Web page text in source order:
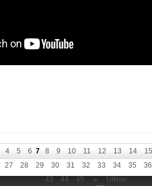
4 5 6 7 8 9 10 11 12 13 14
15
27 28 29 30 31 32 33 34 35
36
43
44 45 » Ultimo